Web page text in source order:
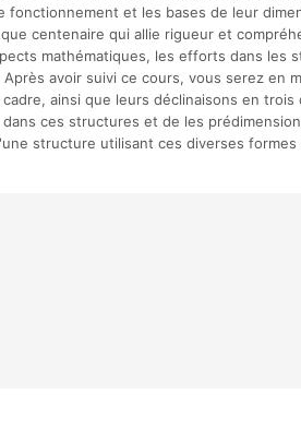
fonctionnement et les bases de leur
centenaire qui allie rigueur et
mathématiques, les efforts dans
avoir suivi ce cours, vous serez en
ainsi que leurs déclinaisons en
ces structures et de les
structure utilisant ces diverses